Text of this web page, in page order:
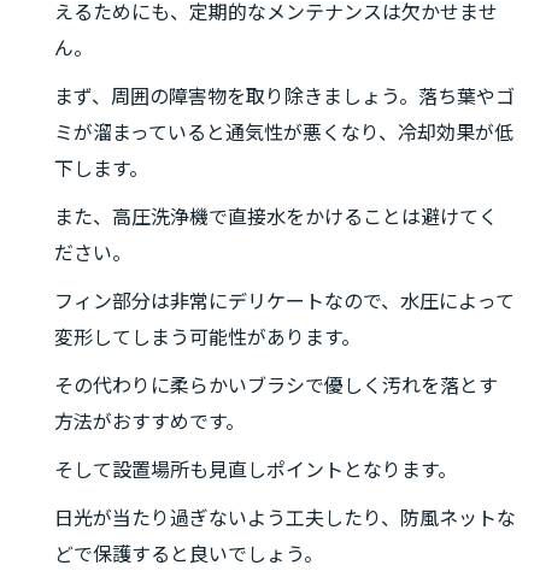
えるためにも、定期的なメンテナンスは欠かせませ
ん。
まず、周囲の障害物を取り除きましょう。落ち葉やゴ
ミが溜まっていると通気性が悪くなり、冷却効果が低
下します。
また、高圧洗浄機で直接水をかけることは避けてく
ださい。
フィン部分は非常にデリケートなので、水圧によって
変形してしまう可能性があります。
その代わりに柔らかいブラシで優しく汚れを落とす
方法がおすすめです。
そして設置場所も見直しポイントとなります。
日光が当たり過ぎないよう工夫したり、防風ネットな
どで保護すると良いでしょう。